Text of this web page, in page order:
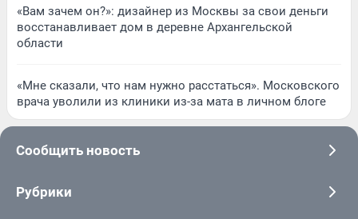
«Вам зачем он?»: дизайнер из Москвы за свои деньги
восстанавливает дом в деревне Архангельской
области
«Мне сказали, что нам нужно расстаться». Московского
врача уволили из клиники из-за мата в личном блоге
Сообщить новость
Рубрики